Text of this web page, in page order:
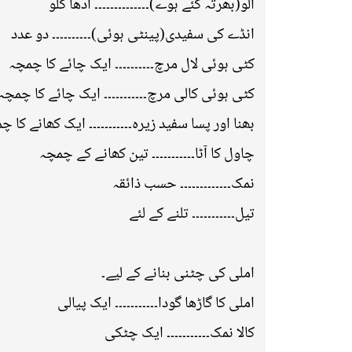
آلو(بھرتہ کئے ہوے)۔۔۔۔۔۔۔۔۔۔۔۔۔۔ آدھا کلو
انڈے کی سفیدی(پینٹی ہوئی)۔۔۔۔۔۔۔۔۔۔ دو عدد
کٹی ہوئی لال مرچ۔۔۔۔۔۔۔۔۔۔ ایک چائے کا چمچہ
کٹی ہوئی کالی مرچ۔۔۔۔۔۔۔۔۔۔۔ ایک چائے کا
بھنا اور پسا سفید زیرہ۔۔۔۔۔۔۔۔۔۔۔ ایک کھانے
چاول کا آٹا۔۔۔۔۔۔۔۔۔۔۔ تین کھانے کے چمچہ
نمک۔۔۔۔۔۔۔۔۔۔۔۔۔ حسب ذائقہ
تیل۔۔۔۔۔۔۔۔۔۔۔ تلنے کے لئے
املی کی چٹنی بنانے کے لیے۔
املی کا گاڑھا گودا۔۔۔۔۔۔۔۔۔۔۔ ایک پیالی
کالا نمک۔۔۔۔۔۔۔۔۔۔۔ ایک چٹکی